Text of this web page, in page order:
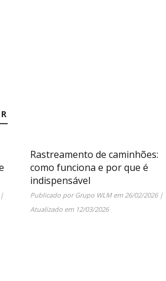
Rastreamento de caminhões:
como funciona e por que é
indispensável
Publicado porGrupo WLMem 26/02/2026|
Atualizado em 12/03/2026